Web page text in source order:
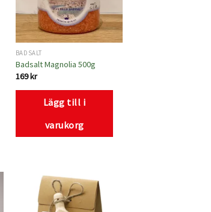
BADSALT
Badsalt Magnolia 500g
169kr
Lägg till i
varukorg